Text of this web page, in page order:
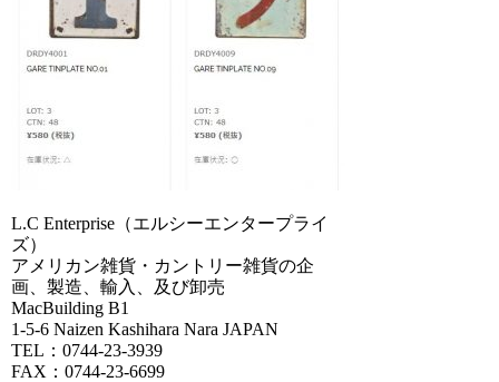
L.C Enterprise（エルシーエンタープライ
ズ）
アメリカン雑貨・カントリー雑貨の企
画、製造、輸入、及び卸売
MacBuilding B1
1-5-6 Naizen Kashihara Nara JAPAN
TEL：0744-23-3939
FAX：0744-23-6699